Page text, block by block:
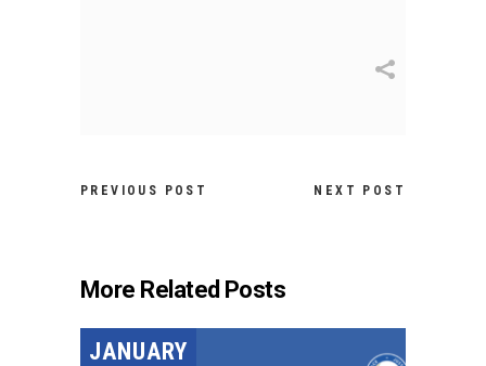
PREVIOUS POST NEXT POST
More Related Posts
JANUARY